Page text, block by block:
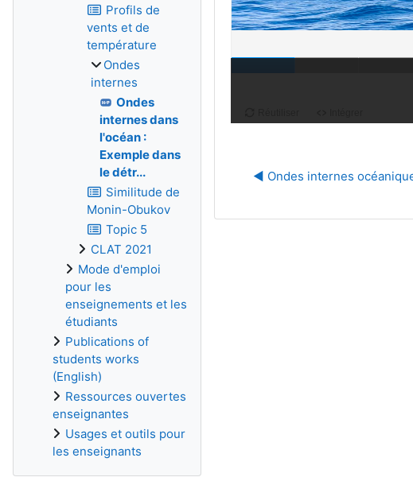
◀︎ Ondes internes
Profils de
vents et de
température
Ondes
internes
Ondes
internes dans
l'océan :
Exemple dans
le détr...
Similitude de
Monin-Obukov
Topic 5
CLAT 2021
Mode d'emploi
pour les
enseignements et les
étudiants
Publications of
students works
(English)
Ressources ouvertes
enseignantes
Usages et outils pour
les enseignants